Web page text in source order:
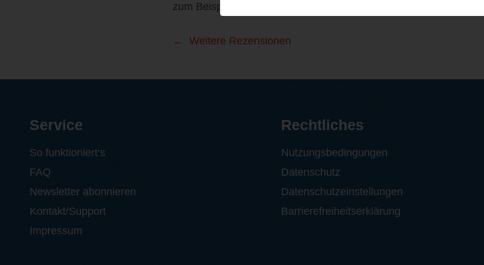
zum Beispiel direkt helfen können, hat das aber nicht gemacht.
Weitere Rezensionen
Service
So funktioniert‘s
FAQ
Newsletter abonnieren
Kontakt/Support
Impressum
Rechtliches
Nutzungsbedingungen
Datenschutz
Datenschutzeinstellungen
Barrierefreiheitserklärung